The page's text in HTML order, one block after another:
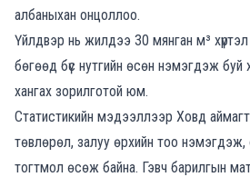
албаныхан онцоллоо.
Үйлдвэр нь жилдээ 30 мянган м³
бөгөөд бүс нутгийн өсөн нэмэгдэж
хангах зорилготой юм.
Статистикийн мэдээллээр Ховд аймагт
төвлөрөл, залуу өрхийн тоо
тогтмол өсөж байна. Гэвч барилгын